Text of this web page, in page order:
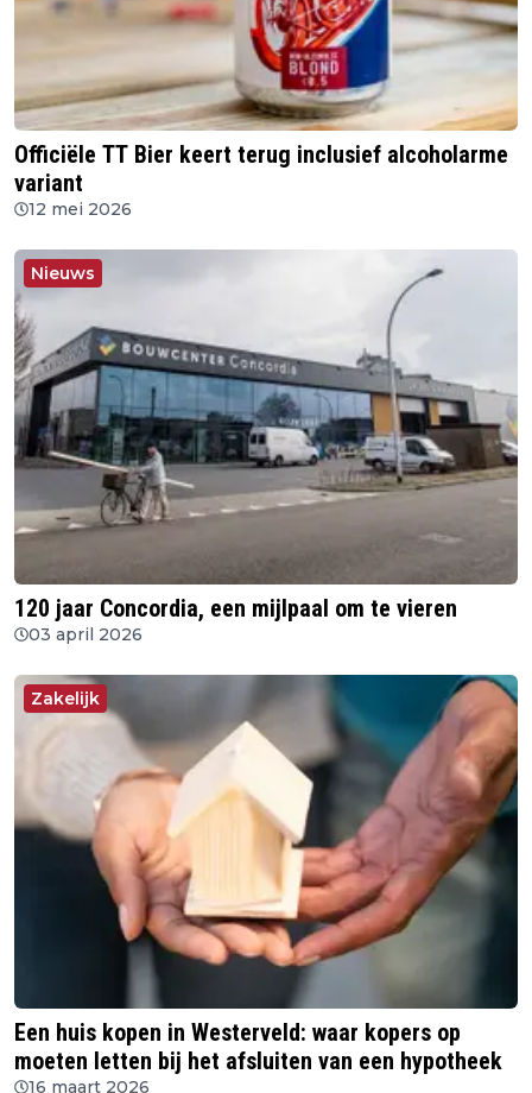
Officiële TT Bier keert terug inclusief alcoholarme
variant
12 mei 2026
Nieuws
120 jaar Concordia, een mijlpaal om te vieren
03 april 2026
Zakelijk
Een huis kopen in Westerveld: waar kopers op
moeten letten bij het afsluiten van een hypotheek
16 maart 2026